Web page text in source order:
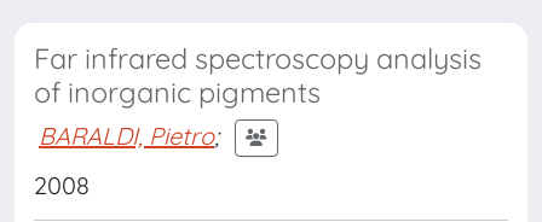
Far infrared spectroscopy analysis
of inorganic pigments
BARALDI, Pietro;
2008